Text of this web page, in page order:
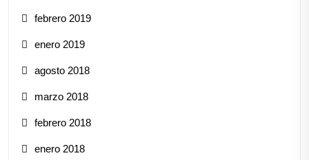
febrero 2019
enero 2019
agosto 2018
marzo 2018
febrero 2018
enero 2018